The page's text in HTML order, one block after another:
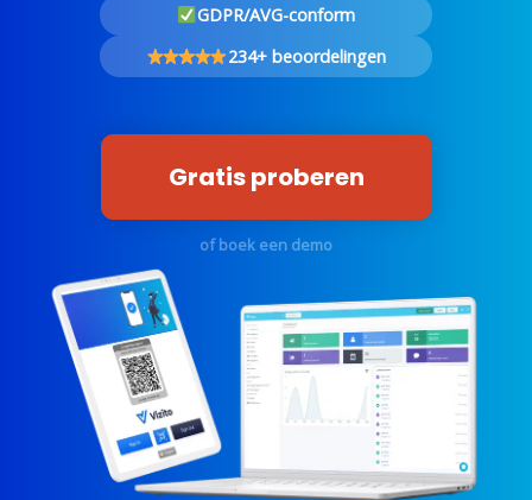
GDPR/AVG-conform
234+ beoordelingen
Gratis proberen
of boek een demo